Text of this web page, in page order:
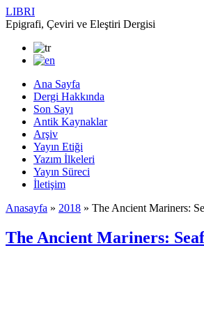
LIBRI
Epigrafi, Çeviri ve Eleştiri Dergisi
Ana Sayfa
Dergi Hakkında
Son Sayı
Antik Kaynaklar
Arşiv
Yayın Etiği
Yazım İlkeleri
Yayın Süreci
İletişim
Anasayfa » 2018 » The Ancient Mariners:
The Ancient Mariners: